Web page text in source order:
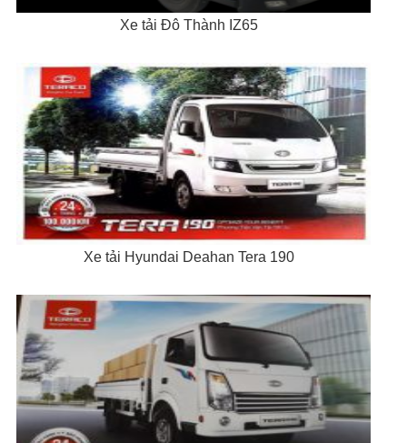
Xe tải Đô Thành IZ65
Xe tải Hyundai Deahan Tera 190